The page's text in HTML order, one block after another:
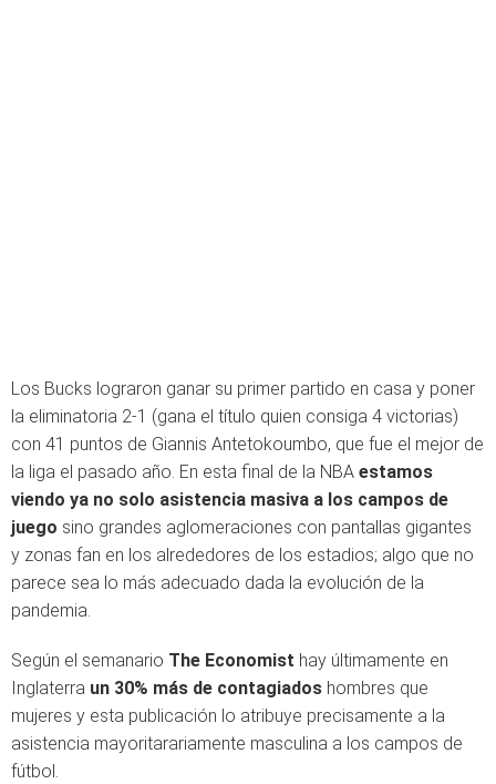
Los Bucks lograron ganar su primer partido en casa y poner
la eliminatoria 2-1 (gana el título quien consiga 4 victorias)
con 41 puntos de Giannis Antetokoumbo, que fue el mejor de
la liga el pasado año. En esta final de la NBA estamos
viendo ya no solo asistencia masiva a los campos de
juego sino grandes aglomeraciones con pantallas gigantes
y zonas fan en los alrededores de los estadios; algo que no
parece sea lo más adecuado dada la evolución de la
pandemia.
Según el semanario The Economist hay últimamente en
Inglaterra un 30% más de contagiados hombres que
mujeres y esta publicación lo atribuye precisamente a la
asistencia mayoritarariamente masculina a los campos de
fútbol.